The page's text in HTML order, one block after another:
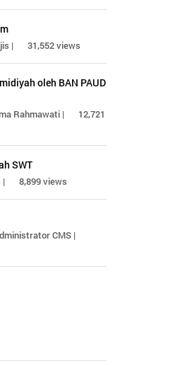
| 31,552 views
oleh BAN PAUD
Rahmawati |
12,721
SWT
| 8,899 views
CMS |